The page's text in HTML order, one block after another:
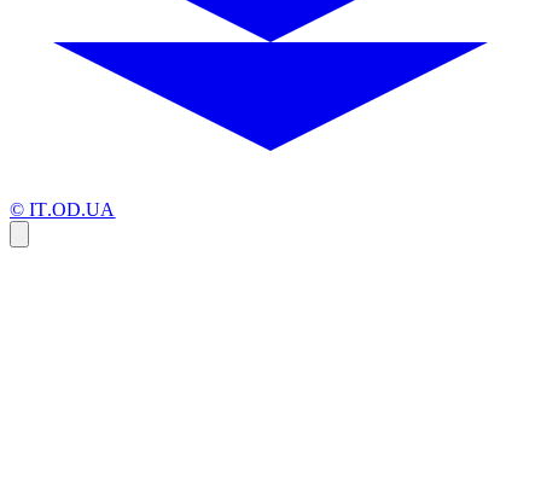
© IT.OD.UA